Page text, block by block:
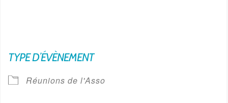
TYPE D’ÉVÈNEMENT
Réunions de l'Asso